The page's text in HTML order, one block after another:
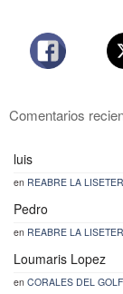
Comentarios
luis
en REABRE LA
Pedro
en REABRE LA
Loumaris Lopez
en CORALES DEL